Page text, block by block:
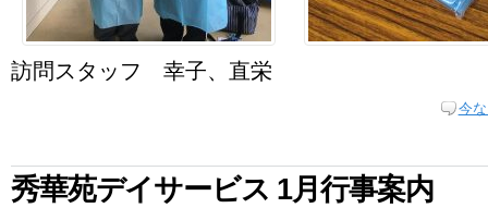
訪問スタッフ 幸子、直栄
今
秀華苑デイサービス 1月行事案内